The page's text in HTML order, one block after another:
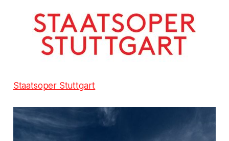
Staatsoper Stuttgart